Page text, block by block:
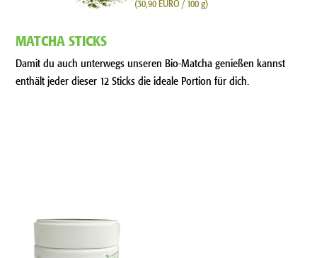
(30,90 EURO / 100 g)
MATCHA STICKS
Damit du auch unterwegs unseren Bio-Matcha genießen kannst
enthält jeder dieser 12 Sticks die ideale Portion für dich.